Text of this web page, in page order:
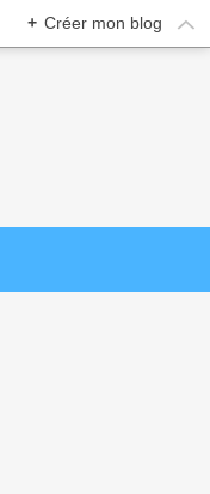
+ Créer mon blog